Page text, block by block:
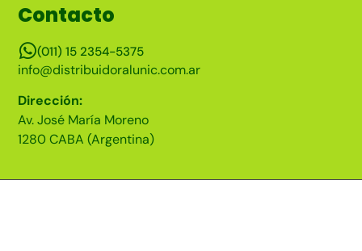
Contacto
(011) 15 2354-5375
info@distribuidoralunic.com.ar
Dirección:
Av. José María Moreno
1280 CABA (Argentina)